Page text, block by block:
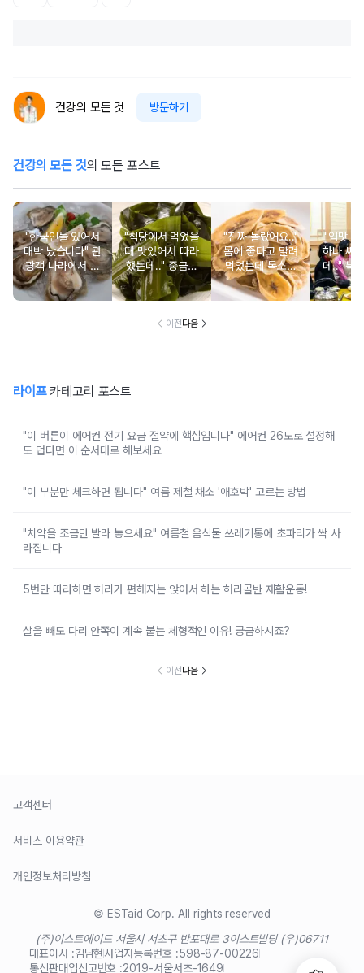
건강의 모든 것 방문하기
건강의 모든 것의 모든 포스트
"한국인들 있어서
대박 났습니다" 관
광객 나라에서 남
녀노소 보양식처
럼 먹는 음식
"식당에서 먹었을
때 맛있어서 따라
했는데.." 중금속
싹 다 빠질 줄 몰
랐어요
"진짜 몰랐어요.."
몸에 좋다고 말려
먹었는데 독소를
먹고 있었던 의외
의 음식
"입맛 없
하나 싸
데.." 북
외로 안
건
이전다음
라이프카테고리 포스트
"이 버튼이 에어컨 전기 요금 절약에 핵심입니다" 에어컨 26도로 설정해
도 덥다면 이 순서대로 해보세요
"이 부분만 체크하면 됩니다" 여름 제철 채소 '애호박' 고르는 방법
"치약을 조금만 발라 놓으세요" 여름철 음식물 쓰레기통에 초파리가 싹 사
라집니다
5번만 따라하면 허리가 편해지는 앉아서 하는 허리골반 재활운동!
살을 빼도 다리 안쪽이 계속 붙는 체형적인 이유! 궁금하시죠?
이전다음
고객센터
서비스 이용약관
개인정보처리방침
© ESTaid Corp. All rights reserved
(주)이스트에이드 서울시 서초구 반포대로 3이스트빌딩 (우)06711
대표이사 :김남현사업자등록번호 :598-87-00226
통신판매업신고번호 :2019-서울서초-1649